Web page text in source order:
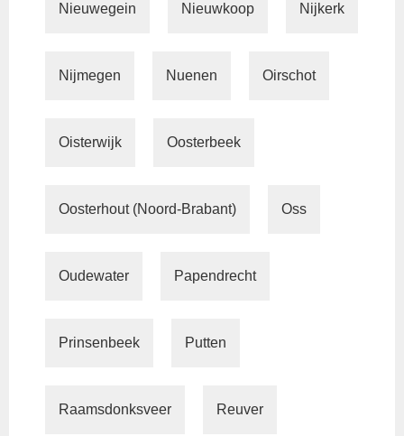
Nieuwegein Nieuwkoop Nijkerk
Nijmegen Nuenen Oirschot
Oisterwijk Oosterbeek
Oosterhout (Noord-Brabant) Oss
Oudewater Papendrecht
Prinsenbeek Putten
Raamsdonksveer Reuver